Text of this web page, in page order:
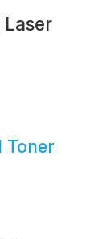
Laser
Toner